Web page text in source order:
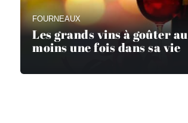
FOURNEAUX
Les grands vins à goûter au
moins une fois dans sa vie